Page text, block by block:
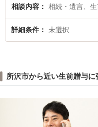
相談内容 相続・遺言、
詳細条件 未選択
所沢市から近い生前贈与に